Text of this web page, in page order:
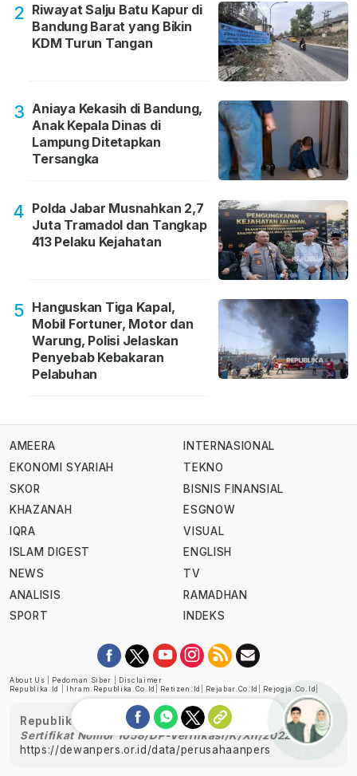
2 Riwayat Salju Batu Kapur di
Bandung Barat yang Bikin
KDM Turun Tangan
3 Aniaya Kekasih di Bandung,
Anak Kepala Dinas di
Lampung Ditetapkan
Tersangka
4 Polda Jabar Musnahkan 2,7
Juta Tramadol dan Tangkap
413 Pelaku Kejahatan
5 Hanguskan Tiga Kapal,
Mobil Fortuner, Motor dan
Warung, Polisi Jelaskan
Penyebab Kebakaran
Pelabuhan
AMEERA
EKONOMI SYARIAH
SKOR
KHAZANAH
IQRA
ISLAM DIGEST
NEWS
ANALISIS
SPORT
INTERNASIONAL
TEKNO
BISNIS FINANSIAL
ESGNOW
VISUAL
ENGLISH
TV
RAMADHAN
INDEKS
About Us Pedoman Siber
Disclaimer
Republika.id
Ihram.republika.co.id Retizen.id Rejabar.co.id Rejogja.co.id
Republika telah diverifikasi oleh Dewan Pers
Sertifikat Nomor 1058/DP-Verifikasi/K/XII/2022
https://dewanpers.or.id/data/perusahaanpers